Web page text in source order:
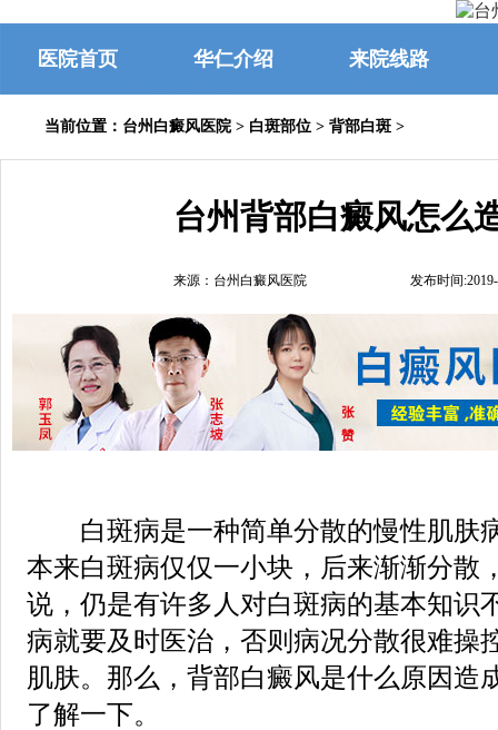
医院首页 华仁介绍 来院线路
当前位置： 台州白癜风医院> 白斑部位 > 背部白斑 >
台州背部白癜风怎么
来源：台州白癜风医院 发布时间
白斑病是一种简单分散的慢性肌肤
本来白斑病仅仅一小块，后来渐渐分散
说，仍是有许多人对白斑病的基本知识
病就要及时医治，否则病况分散很难操
肌肤。那么，背部白癜风是什么原因造
了解一下。